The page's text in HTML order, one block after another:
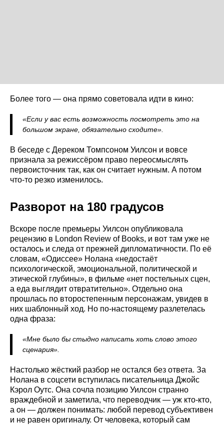
Более того — она прямо советовала идти в кино:
«Если у вас есть возможность посмотреть это на
большом экране, обязательно сходите».
В беседе с Дереком Томпсоном Уилсон и вовсе
признала за режиссёром право переосмыслять
первоисточник так, как он считает нужным. А потом
что-то резко изменилось.
Разворот на 180 градусов
Вскоре после премьеры Уилсон опубликовала
рецензию в London Review of Books, и вот там уже не
осталось и следа от прежней дипломатичности. По её
словам, «Одиссее» Нолана «недостаёт
психологической, эмоциональной, политической и
этической глубины», в фильме «нет постельных сцен,
а еда выглядит отвратительно». Отдельно она
прошлась по второстепенным персонажам, увидев в
них шаблонный ход. Но по-настоящему разлетелась
одна фраза:
«Мне было бы стыдно написать хоть слово этого
сценария».
Настолько жёсткий разбор не остался без ответа. За
Нолана в соцсети вступилась писательница Джойс
Кэрол Оутс. Она сочла позицию Уилсон странно
враждебной и заметила, что переводчик — уж кто-кто,
а он — должен понимать: любой перевод субъективен
и не равен оригиналу. От человека, который сам